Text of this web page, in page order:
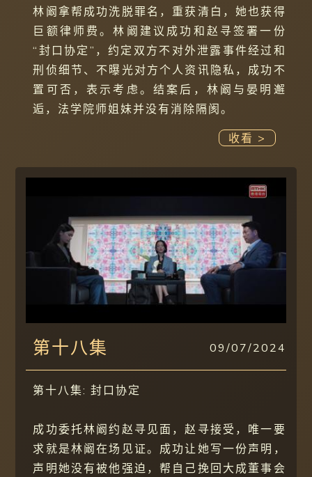
林阚拿帮成功洗脱罪名，重获清白，她也获得
巨额律师费。林阚建议成功和赵寻签署一份
“封口协定”，约定双方不对外泄露事件经过和
刑侦细节、不曝光对方个人资讯隐私，成功不
置可否，表示考虑。结案后，林阚与晏明邂
逅，法学院师姐妹并没有消除隔阂。
收看 >
第十八集 09/07/2024
第十八集: 封口协定
成功委托林阚约赵寻见面，赵寻接受，唯一要
求就是林阚在场见证。成功让她写一份声明，
声明她没有被他强迫，帮自己挽回大成董事会